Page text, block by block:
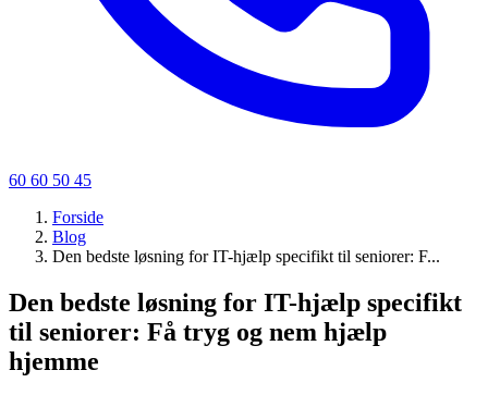
60 60 50 45
Forside
Blog
Den bedste løsning for IT-hjælp specifikt til seniorer: F...
Den bedste løsning for IT-hjælp specifikt
til seniorer: Få tryg og nem hjælp
hjemme